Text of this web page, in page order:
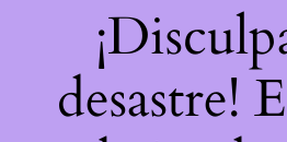
desastre!